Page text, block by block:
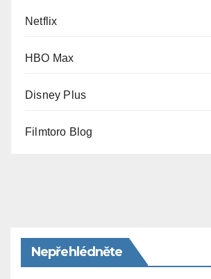
Netflix
HBO Max
Disney Plus
Filmtoro Blog
Nepřehlédněte